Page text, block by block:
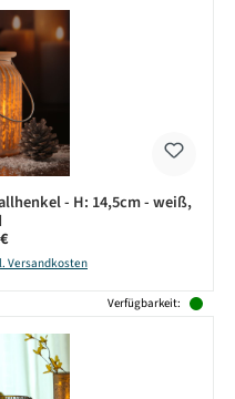
- H: 14,5cm - weiß,
Preis:
Versandkosten
Verfügbarkeit: